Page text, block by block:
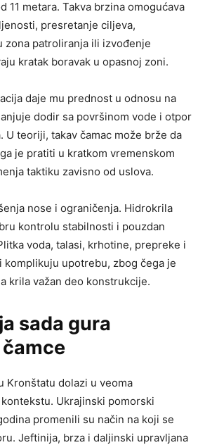
11 metara. Takva brzina omogućava
presretanje ciljeva,
zona patroliranja ili izvođenje
kratak boravak u opasnoj zoni.
daje mu prednost u odnosu na
dodir sa površinom vode i otpor
U teoriji, takav čamac može brže da
je pratiti u kratkom vremenskom
taktiku zavisno od uslova.
nose i ograničenja. Hidrokrila
kontrolu stabilnosti i pouzdan
voda, talasi, krhotine, prepreke i
komplikuju upotrebu, zbog čega je
krila važan deo konstrukcije.
sada gura
Kronštatu dolazi u veoma
Ukrajinski pomorski
promenili su način na koji se
Jeftinija, brza i daljinski upravljana